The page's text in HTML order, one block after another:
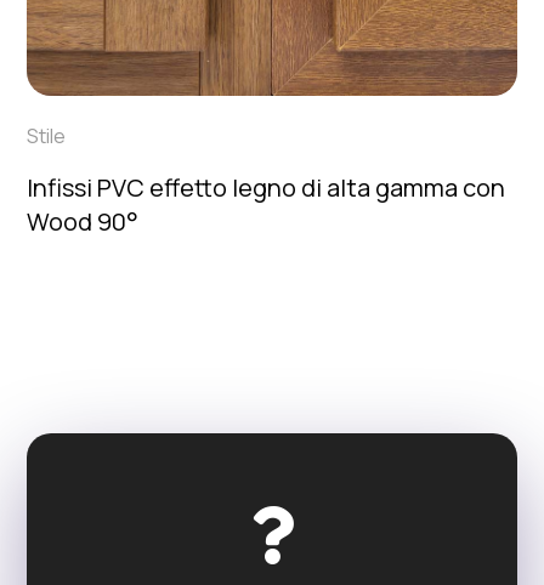
Stile
Infissi PVC effetto legno di alta gamma con
Wood 90°
